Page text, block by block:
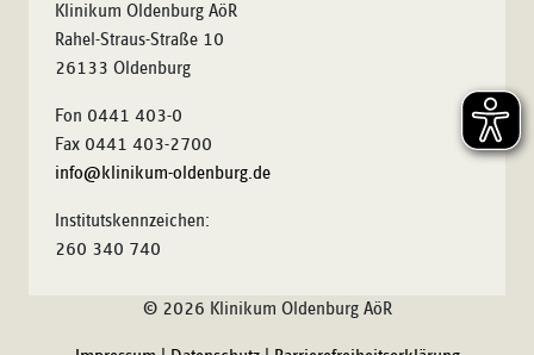
Klinikum Oldenburg AöR
Rahel-Straus-Straße 10
26133 Oldenburg
Fon 0441 403-0
Fax 0441 403-2700
info@klinikum-oldenburg.de
Institutskennzeichen:
260 340 740
© 2026 Klinikum Oldenburg AöR